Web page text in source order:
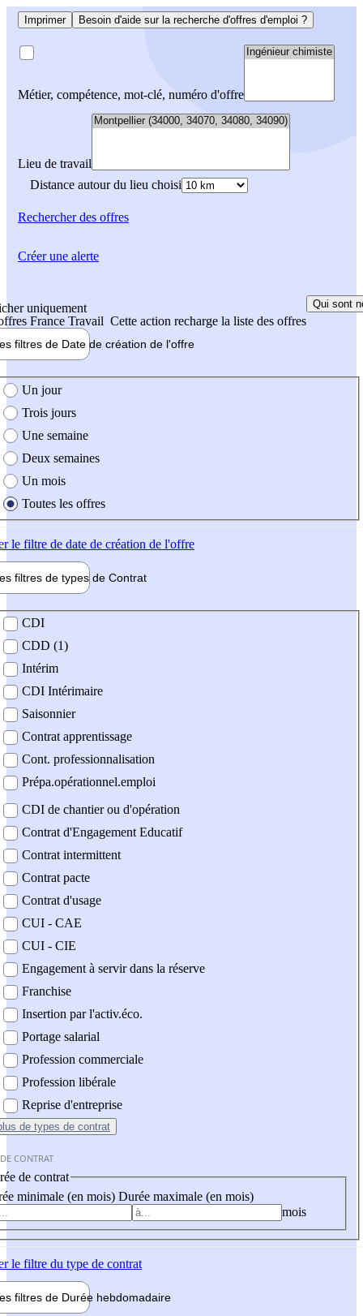
Imprimer Besoin d'aide sur la recherche d'offres d'emploi ?
Métier, compétence, mot-clé, numéro d'offre
Lieu de travail
Distance autour du lieu choisi
Rechercherdes offres
uniquement
France Travail Cette action recharge la liste des offres
Qui sont
filtres de Date de création de l'offre
création de l'offre
Un jour
Trois jours
Une semaine
Deux semaines
Un mois
Toutes les offres
le filtre de date de création de l'offre
filtres de types de Contrat
contrat
CDI
CDD (1)
Intérim
CDI Intérimaire
Saisonnier
Contrat apprentissage
Cont. professionnalisation
Prépa.opérationnel.emploi
CDI de chantier ou d'opération
Contrat d'Engagement Educatif
Contrat intermittent
Contrat pacte
Contrat d'usage
CUI - CAE
CUI - CIE
Engagement à servir dans la réserve
Franchise
Insertion par l'activ.éco.
Portage salarial
Profession commerciale
Profession libérale
Reprise d'entreprise
de types de contrat
CONTRAT
de contrat
minimale (en mois) Durée maximale (en mois)
mois
le filtre du type de contrat
filtres de Durée hebdomadaire
Créer une alerte